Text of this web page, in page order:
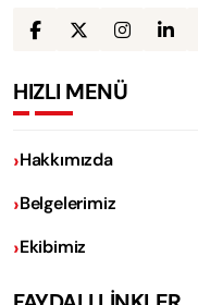
HIZLI MENÜ
Hakkımızda
Belgelerimiz
Ekibimiz